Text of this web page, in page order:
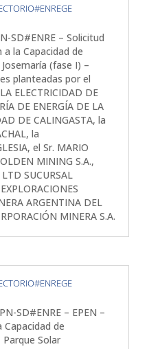
SD#ENRE – Solicitud
la Capacidad de
(fase I) –
planteadas por el
ELECTRICIDAD DE
DE ENERGÍA DE LA
DE CALINGASTA, la
la
el Sr. MARIO
MINING S.A.,
SUCURSAL
ARGENTINA DEL
MINERA S.A.
SD#ENRE – EPEN –
Capacidad de
Solar